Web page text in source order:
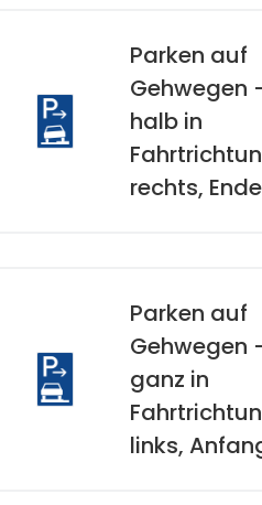
Parken auf
Gehwegen
halb in
rechts, Ende
Parken auf
Gehwegen
ganz in
links,